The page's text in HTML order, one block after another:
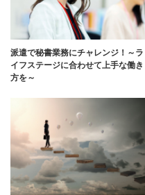
派遣で秘書業務にチャレンジ！～ラ
イフステージに合わせて上手な働き
方を～